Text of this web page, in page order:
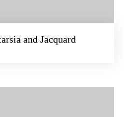
and Jacquard